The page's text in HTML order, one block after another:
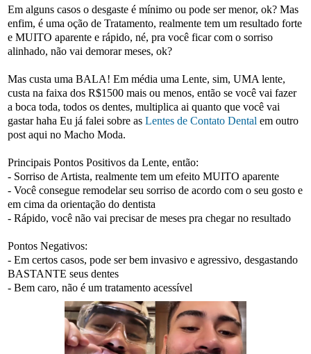
Em alguns casos o desgaste é mínimo ou pode ser menor, ok? Mas
enfim, é uma oção de Tratamento, realmente tem um resultado forte
e MUITO aparente e rápido, né, pra você ficar com o sorriso
alinhado, não vai demorar meses, ok?
Mas custa uma BALA! Em média uma Lente, sim, UMA lente,
custa na faixa dos R$1500 mais ou menos, então se você vai fazer
a boca toda, todos os dentes, multiplica ai quanto que você vai
gastar haha Eu já falei sobre as Lentes de Contato Dental em outro
post aqui no Macho Moda.
Principais Pontos Positivos da Lente, então:
- Sorriso de Artista, realmente tem um efeito MUITO aparente
- Você consegue remodelar seu sorriso de acordo com o seu gosto e
em cima da orientação do dentista
- Rápido, você não vai precisar de meses pra chegar no resultado
Pontos Negativos:
- Em certos casos, pode ser bem invasivo e agressivo, desgastando
BASTANTE seus dentes
- Bem caro, não é um tratamento acessível